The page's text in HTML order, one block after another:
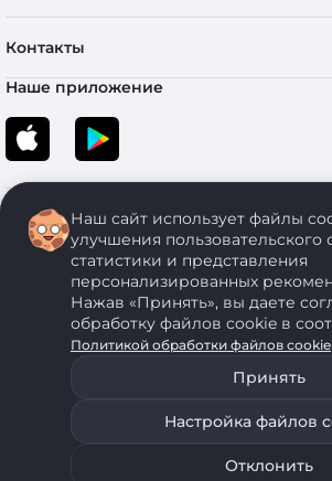
Подобрать аналог
Контакты
Наше приложение
Copyright © 2005-2026 ОДО “ЭКОНОМСТРОЙ”.
ОДО "ЭКОНОМСТРОЙ" Юр.адрес: 224011, г. Брест, ул. Чичерина, д. 26
05554, выдано 06 сентября 2005 г. Зарегистрировал Брестский
августа 2005 г. Регистрация интернет-магазина: в Торговом
ОДО "ЭКОНОМСТРОЙ" использует на своем сайте анонимные
файлов cookie. Для запрета использования файлов cookie
настройками своего браузера. Политика обработки персональных
Наш сайт использует файлы
улучшения пользовательского
статистики и представления
персонализированных
Нажав «Принять», вы даете
обработку файлов cookie в
Политикой обработки файлов cookie.
Принять
Настройка файлов
Отклонить